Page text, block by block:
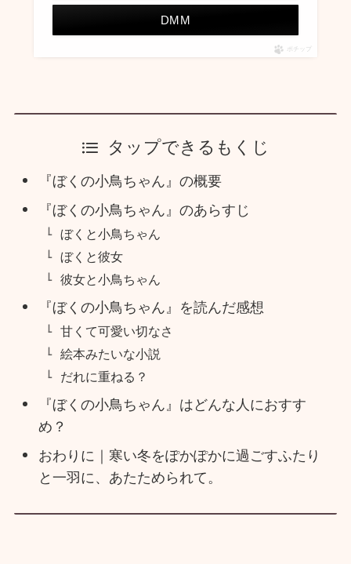
DMM
ポチップ
タップできるもくじ
『ぼくの小鳥ちゃん』の概要
『ぼくの小鳥ちゃん』のあらすじ
ぼくと小鳥ちゃん
ぼくと彼女
彼女と小鳥ちゃん
『ぼくの小鳥ちゃん』を読んだ感想
甘くて可愛い切なさ
絵本みたいな小説
だれに重ねる？
『ぼくの小鳥ちゃん』はどんな人におすす
め？
おわりに｜寒い冬をぽかぽかに過ごすふたり
と一羽に、あたためられて。